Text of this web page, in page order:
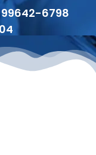
6798